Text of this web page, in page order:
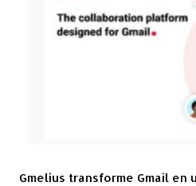
Gmelius transforme Gmail